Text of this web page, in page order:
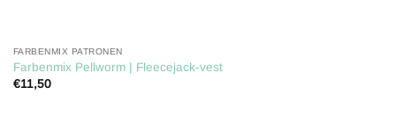
FARBENMIX PATRONEN
Farbenmix Pellworm | Fleecejack-vest
€11,50